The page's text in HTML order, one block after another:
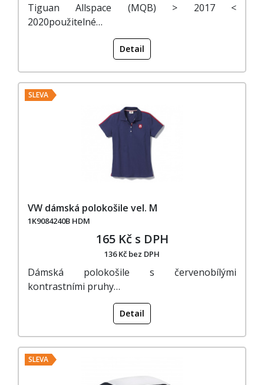
Tiguan Allspace (MQB) > 2017 <
2020použitelné…
Detail
SLEVA
VW dámská polokošile vel. M
1K9084240B HDM
165 Kč s DPH
136 Kč bez DPH
Dámská polokošile s červenobílými
kontrastními pruhy…
Detail
SLEVA